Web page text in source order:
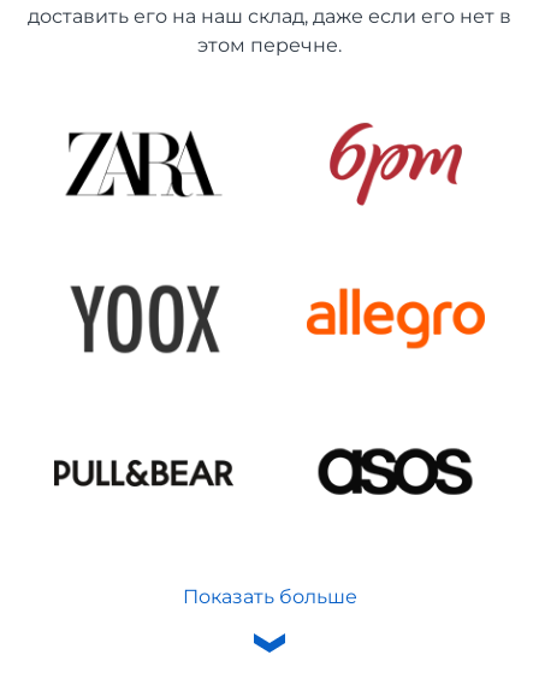
доставить его на наш склад, даже если его нет в
этом перечне.
Показать больше